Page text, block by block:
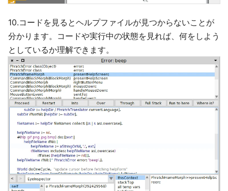
10.コードを見るとヘルプファイルが見つからないことが
分かります。コードや実行中の状態を見れば、何をしよう
としているか理解できます。